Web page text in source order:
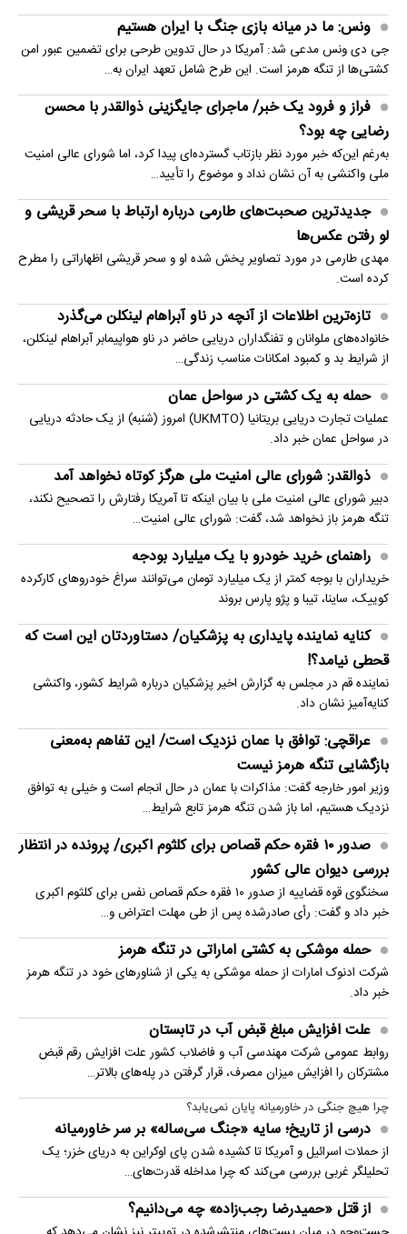
ونس: ما در میانه بازی جنگ با ایران هستیم
جی دی ونس مدعی شد: آمریکا در حال تدوین طرحی برای تضمین عبور امن
کشتی‌ها از تنگه هرمز است. این طرح شامل تعهد ایران به…
فراز و فرود یک خبر/ ماجرای جایگزینی ذوالقدر با محسن
رضایی چه بود؟
به‌رغم این‌که خبر مورد نظر بازتاب گسترده‌ای پیدا کرد، اما شورای عالی امنیت
ملی واکنشی به آن نشان نداد و موضوع را تأیید…
جدیدترین صحبت‌های طارمی درباره ارتباط با سحر قریشی و
لو رفتن عکس‌ها
مهدی طارمی در مورد تصاویر پخش شده او و سحر قریشی اظهاراتی را مطرح
کرده است.
تازه‌ترین اطلاعات از آنچه در ناو آبراهام لینکلن می‌گذرد
خانواده‌های ملوانان و تفنگداران دریایی حاضر در ناو هواپیمابر آبراهام لینکلن،
از شرایط بد و کمبود امکانات مناسب زندگی…
حمله به یک کشتی در سواحل عمان
عملیات تجارت دریایی بریتانیا (UKMTO) امروز (شنبه) از یک حادثه دریایی
در سواحل عمان خبر داد.
ذوالقدر: شورای عالی امنیت ملی هرگز کوتاه نخواهد آمد
دبیر شورای عالی امنیت ملی با بیان اینکه تا آمریکا رفتارش را تصحیح نکند،
تنگه هرمز باز نخواهد شد، گفت: شورای عالی امنیت…
راهنمای خرید خودرو با یک میلیارد بودجه
خریداران با بوجه کمتر از یک میلیارد تومان می‌توانند سراغ خودروهای کارکرده
کوییک، ساینا، تیبا و پژو پارس بروند
کنایه نماینده پایداری به پزشکیان/ دستاوردتان این است که
قحطی نیامد؟!
نماینده قم در مجلس به گزارش اخیر پزشکیان درباره شرایط کشور، واکنشی
کنایه‌آمیز نشان داد.
عراقچی: توافق با عمان نزدیک است/ این تفاهم به‌معنی
بازگشایی تنگه هرمز نیست
وزیر امور خارجه گفت: مذاکرات با عمان در حال انجام است و خیلی به توافق
نزدیک هستیم، اما باز شدن تنگه هرمز تابع شرایط…
صدور ۱۰ فقره حکم قصاص برای کلثوم اکبری/ پرونده در انتظار
بررسی دیوان عالی کشور
سخنگوی قوه قضاییه از صدور ۱۰ فقره حکم قصاص نفس برای کلثوم اکبری
خبر داد و گفت: رأی صادرشده پس از طی مهلت اعتراض و…
حمله موشکی به کشتی اماراتی در تنگه هرمز
شرکت ادنوک امارات از حمله موشکی به یکی از شناورهای خود در تنگه هرمز
خبر داد.
علت افزایش مبلغ قبض آب در تابستان
روابط عمومی شرکت مهندسی آب و فاضلاب کشور علت افزایش رقم قبض
مشترکان را افزایش میزان مصرف، قرار گرفتن در پله‌های بالاتر…
چرا هیچ جنگی در خاورمیانه پایان نمی‌یابد؟
درسی از تاریخ؛ سایه «جنگ سی‌ساله» بر سر خاورمیانه
از حملات اسرائیل و آمریکا تا کشیده شدن پای اوکراین به دریای خزر؛ یک
تحلیلگر غربی بررسی می‌کند که چرا مداخله قدرت‌های…
از قتل «حمیدرضا رجب‌زاده» چه می‌دانیم؟